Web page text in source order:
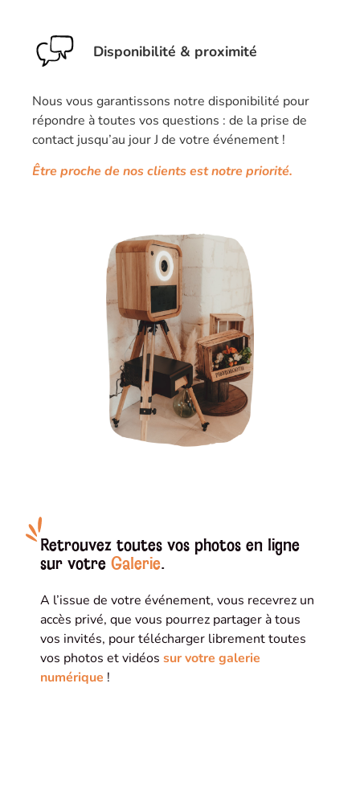
Disponibilité & proximité
Nous vous garantissons notre disponibilité pour
répondre à toutes vos questions : de la prise de
contact jusqu’au jour J de votre événement !
Être proche de nos clients est notre priorité.
Retrouvez toutes vos photos en ligne
sur votre Galerie.
A l’issue de votre événement, vous recevrez un
accès privé, que vous pourrez partager à tous
vos invités, pour télécharger librement toutes
vos photos et vidéos sur votre galerie
numérique !